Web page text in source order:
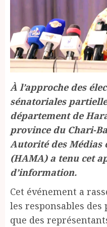
À l’approche des
sénatoriales
département de
province du Chari-
Autorité des Médias
(HAMA) a tenu cet
d’information.
Cet événement a
les responsables
que des